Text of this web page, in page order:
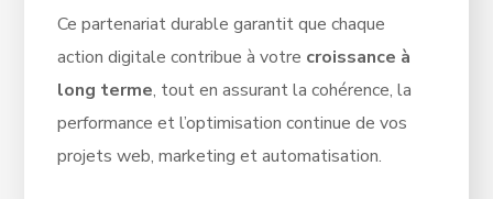
Ce partenariat durable garantit que chaque
action digitale contribue à votre croissance à
long terme, tout en assurant la cohérence, la
performance et l’optimisation continue de vos
projets web, marketing et automatisation.